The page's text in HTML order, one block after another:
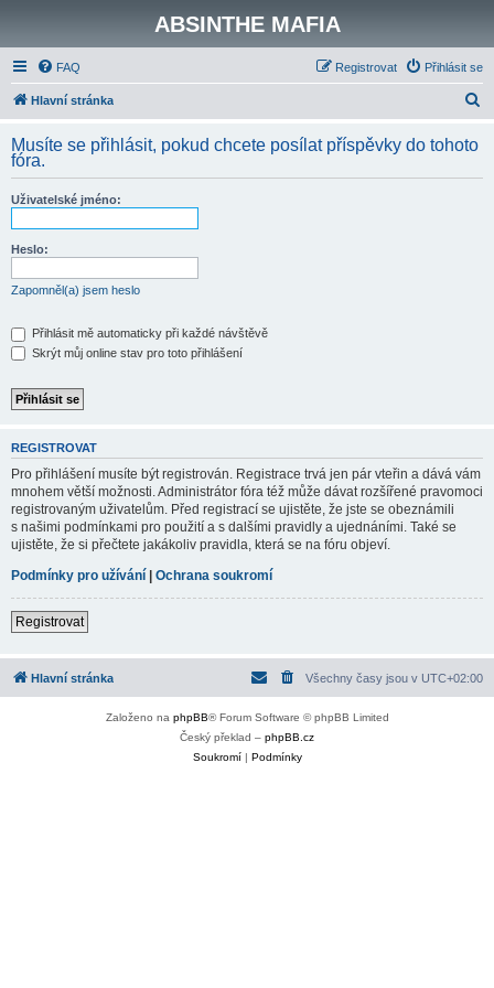
ABSINTHE MAFIA
FAQ Přihlásit se
Registrovat
Hlavní stránka
d
Musíte se přihlásit, pokud chcete posílat příspěvky do tohoto
fóra.
Uživatelské jméno:
Heslo:
Zapomněl(a) jsem heslo
Přihlásit mě automaticky při každé návštěvě
Skrýt můj online stav pro toto přihlášení
REGISTROVAT
Pro přihlášení musíte být registrován. Registrace trvá jen pár vteřin a dává vám
mnohem větší možnosti. Administrátor fóra též může dávat rozšířené pravomoci
registrovaným uživatelům. Před registrací se ujistěte, že jste se obeznámili
s našimi podmínkami pro použití a s dalšími pravidly a ujednáními. Také se
ujistěte, že si přečtete jakákoliv pravidla, která se na fóru objeví.
Podmínky pro užívání | Ochrana soukromí
Registrovat
Hlavní stránka Všechny časy jsou v UTC+02:00
Založeno na phpBB® Forum Software © phpBB Limited
Český překlad – phpBB.cz
Soukromí| Podmínky